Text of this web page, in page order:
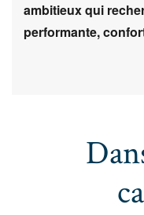
ambitieux qui
performante,